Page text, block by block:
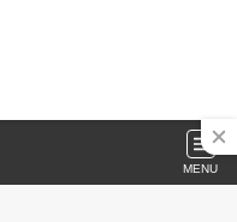
MENU